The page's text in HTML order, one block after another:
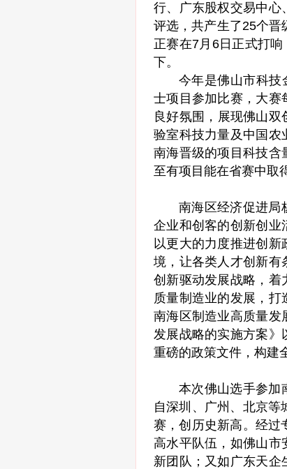
行、广东股权交易中心
评选，共产生了25个晋
正赛在7月6日正式打
下。
今年是佛山市科技
士项目参加比赛，大赛
良好氛围，展现佛山双
验室科技力量及中国农
南海晋级的项目科技含
至有项目能在省赛中取
南海区经济促进局
企业和创客的创新创业
以更大的力度推进创新
境，让各类人才创新有
创新驱动发展战略，着
质量制造业的发展，
南海区制造业高质量发
发展战略的实施方案》
重磅的政策文件，构建
本次佛山选手参加
自深圳、广州、北京等
赛，创历史新高。经过
高水平队伍，如佛山市
新团队；又如广东天